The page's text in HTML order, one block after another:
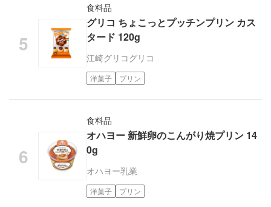
食料品
グリコ ちょこっとプッチンプリン カス
タード 120g
江崎グリコグリコ
洋菓子 プリン
食料品
オハヨー 新鮮卵のこんがり焼プリン 14
0g
オハヨー乳業
洋菓子 プリン